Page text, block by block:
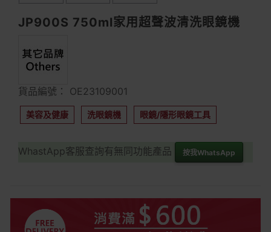
JP900S 750ml家用超聲波清洗眼鏡機
貨品編號： OE23109001
美容及健康 洗眼鏡機 眼鏡/隱形眼鏡工具
WhastApp客服查詢有無同功能產品 按我WhatsApp